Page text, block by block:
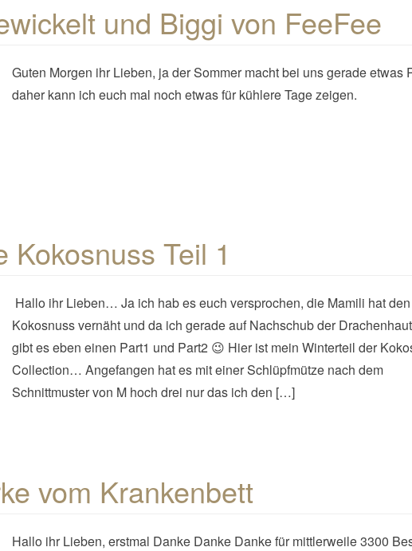
und Biggi von FeeFee
Guten Morgen ihr Lieben, ja der Sommer macht bei uns gerade etwas
daher kann ich euch mal noch etwas für kühlere Tage zeigen.
Kokosnuss Teil 1
Hallo ihr Lieben… Ja ich hab es euch versprochen, die Mamili hat den
Kokosnuss vernäht und da ich gerade auf Nachschub der
gibt es eben einen Part1 und Part2 😉 Hier ist mein Winterteil der
Collection… Angefangen hat es mit einer Schlüpfmütze nach dem
Schnittmuster von M hoch drei nur das ich den […]
vom Krankenbett
Hallo ihr Lieben, erstmal Danke Danke Danke für mittlerweile 3300